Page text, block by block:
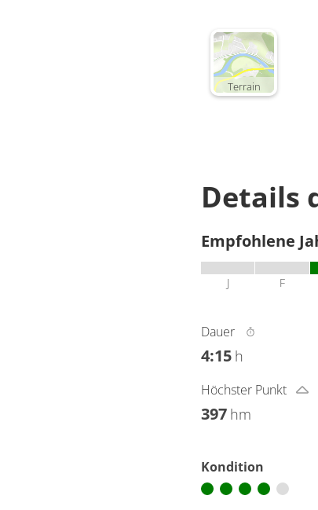
Terrain
Details
Empfohlene
J F
Dauer
4:15 h
Höchster Punkt
397 hm
Kondition